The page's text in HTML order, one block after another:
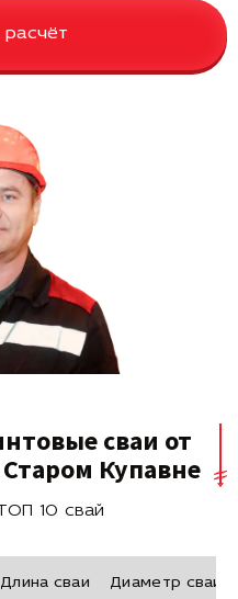
расчёт
сваи от
Купавне
10 свай
Длина сваи Диаметр сваи